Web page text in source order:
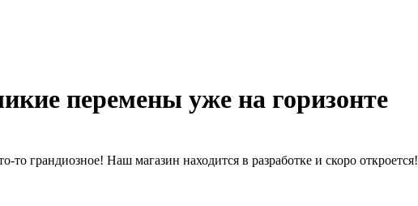
перемены уже на горизонте
то грандиозное! Наш магазин находится в разработке и скоро откроется!